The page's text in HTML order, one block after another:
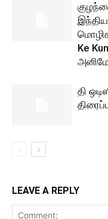
Ke
தி
LEAVE A REPLY